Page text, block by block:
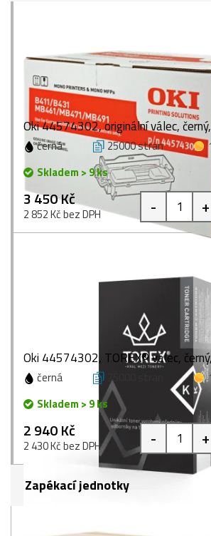
Oki 44574302, originální válec,
černá 25000 stran
Skladem > 9 ks
3 450 Kč
2 852 Kč bez DPH - +
Oki 44574302, TOREX® válec,
černá 25000 stran
Skladem > 9 ks
2 940 Kč
2 430 Kč bez DPH - +
Zapékací jednotky